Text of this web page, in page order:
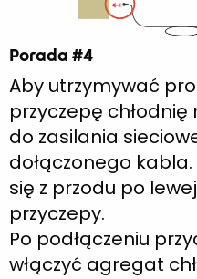
Porada #4
Aby utrzymywać
przyczepę chłodnię
do zasilania
dołączonego
się z przodu po
przyczepy.
Po podłączeniu
włączyć agregat